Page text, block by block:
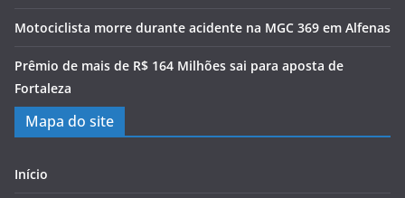
Motociclista morre durante acidente na MGC 369 em Alfenas
Prêmio de mais de R$ 164 Milhões sai para aposta de
Fortaleza
Mapa do site
Início